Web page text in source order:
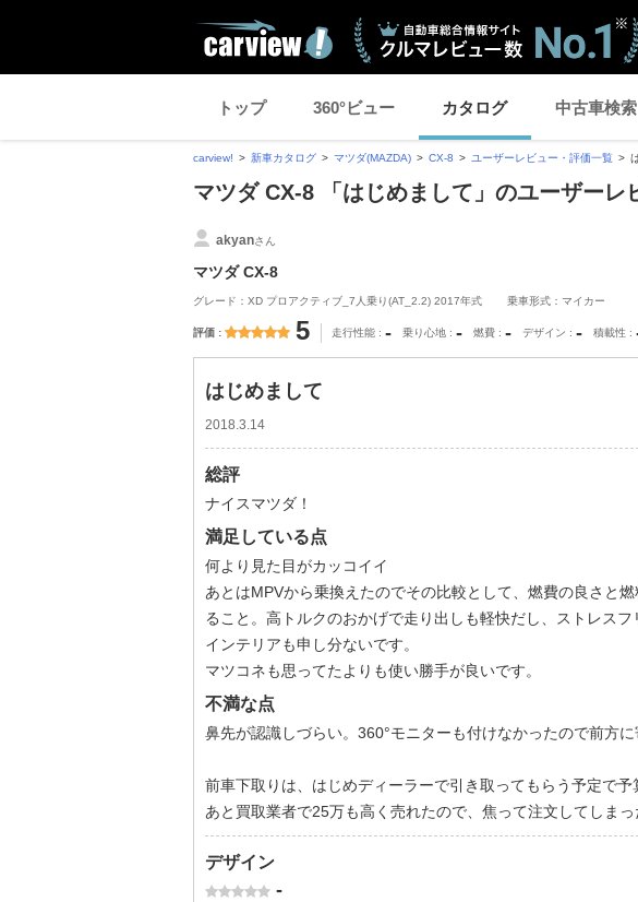
トップ 360°ビュー カタログ 中古車検索
carview! 新車カタログ マツダ(MAZDA) CX-8 ユーザーレビュー・評価一覧
マツダ CX-8 「はじめまして」のユーザーレ
akyanさん
マツダ CX-8
グレード：XD プロアクティブ_7人乗り(AT_2.2) 2017年式 乗車形式：マイカー
評価 5 走行性能 - 乗り心地 - 燃費 - デザイン - 積載性
はじめまして
2018.3.14
総評
ナイスマツダ！
満足している点
何より見た目がカッコイイ
あとはMPVから乗換えたのでその比較として、燃費の良さと
ること。高トルクのおかげで走り出しも軽快だし、ストレスフ
インテリアも申し分ないです。
マツコネも思ってたよりも使い勝手が良いです。
不満な点
鼻先が認識しづらい。360°モニターも付けなかったので前方に
前車下取りは、はじめディーラーで引き取ってもらう予定で
あと買取業者で25万も高く売れたので、焦って注文してしま
デザイン
-